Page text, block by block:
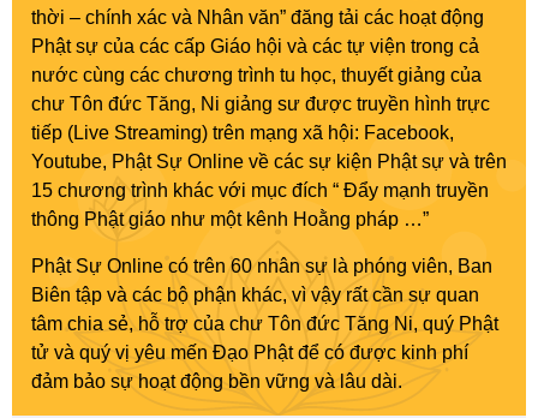
thời – chính xác và Nhân văn” đăng tải các hoạt động
Phật sự của các cấp Giáo hội và các tự viện trong cả
nước cùng các chương trình tu học, thuyết giảng của
chư Tôn đức Tăng, Ni giảng sư được truyền hình trực
tiếp (Live Streaming) trên mạng xã hội: Facebook,
Youtube, Phật Sự Online về các sự kiện Phật sự và trên
15 chương trình khác với mục đích “ Đẩy mạnh truyền
thông Phật giáo như một kênh Hoằng pháp …”
Phật Sự Online có trên 60 nhân sự là phóng viên, Ban
Biên tập và các bộ phận khác, vì vậy rất cần sự quan
tâm chia sẻ, hỗ trợ của chư Tôn đức Tăng Ni, quý Phật
tử và quý vị yêu mến Đạo Phật để có được kinh phí
đảm bảo sự hoạt động bền vững và lâu dài.